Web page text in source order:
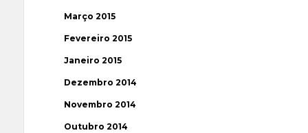
Março 2015
Fevereiro 2015
Janeiro 2015
Dezembro 2014
Novembro 2014
Outubro 2014